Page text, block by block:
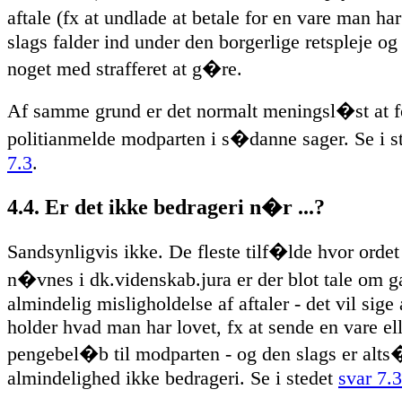
aftale (fx at undlade at betale for en vare man
slags falder ind under den borgerlige retspleje
noget med strafferet at g�re.
Af samme grund er det normalt meningsl�st at
politianmelde modparten i s�danne sager. Se i
7.3.
4.4. Er det ikke bedrageri n�r ...?
Sandsynligvis ikke. De fleste tilf�lde hvor
n�vnes i dk.videnskab.jura er der blot tale om
almindelig misligholdelse af aftaler - det vil sige
holder hvad man har lovet, fx at sende en vare
pengebel�b til modparten - og den slags er
almindelighed ikke bedrageri. Se i stedet svar 7.3